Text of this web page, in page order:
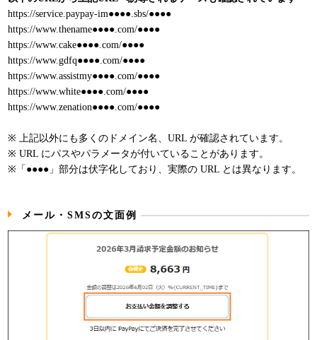
https://service.paypay-im●●●●.sbs/●●●●
https://www.thename●●●●.com/●●●●
https://www.cake●●●●.com/●●●●
https://www.gdfq●●●●.com/●●●●
https://www.assistmy●●●●.com/●●●●
https://www.white●●●●.com/●●●●
https://www.zenation●●●●.com/●●●●
※ 上記以外にも多くのドメイン名、URL が確認されています。
※ URL にパスやパラメータが付いていることがあります。
※「●●●●」部分は伏字化しており、実際の URL とは異なります。
メール・SMSの文面例